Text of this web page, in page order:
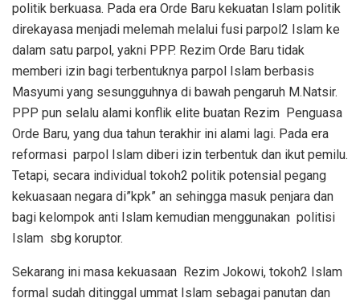
politik berkuasa. Pada era Orde Baru kekuatan Islam politik
direkayasa menjadi melemah melalui fusi parpol2 Islam ke
dalam satu parpol, yakni PPP. Rezim Orde Baru tidak
memberi izin bagi terbentuknya parpol Islam berbasis
Masyumi yang sesungguhnya di bawah pengaruh M.Natsir.
PPP pun selalu alami konflik elite buatan Rezim Penguasa
Orde Baru, yang dua tahun terakhir ini alami lagi. Pada era
reformasi parpol Islam diberi izin terbentuk dan ikut pemilu.
Tetapi, secara individual tokoh2 politik potensial pegang
kekuasaan negara di”kpk” an sehingga masuk penjara dan
bagi kelompok anti Islam kemudian menggunakan politisi
Islam sbg koruptor.
Sekarang ini masa kekuasaan Rezim Jokowi, tokoh2 Islam
formal sudah ditinggal ummat Islam sebagai panutan dan